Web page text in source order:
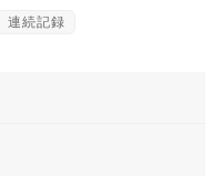
連続記録